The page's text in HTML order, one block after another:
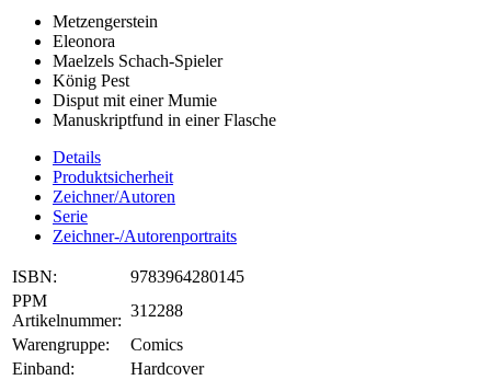
Metzengerstein
Eleonora
Maelzels Schach-Spieler
König Pest
Disput mit einer Mumie
Manuskriptfund in einer Flasche
Details
Produktsicherheit
Zeichner/Autoren
Serie
Zeichner-/Autorenportraits
ISBN:
9783964280145
PPM
Artikelnummer:
312288
Warengruppe:
Comics
Einband:
Hardcover